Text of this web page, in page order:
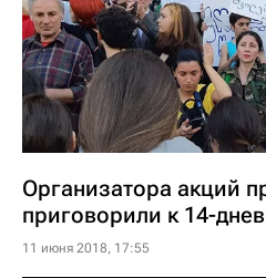
Организатора акций
приговорили к 14-
11 июня 2018, 17:55